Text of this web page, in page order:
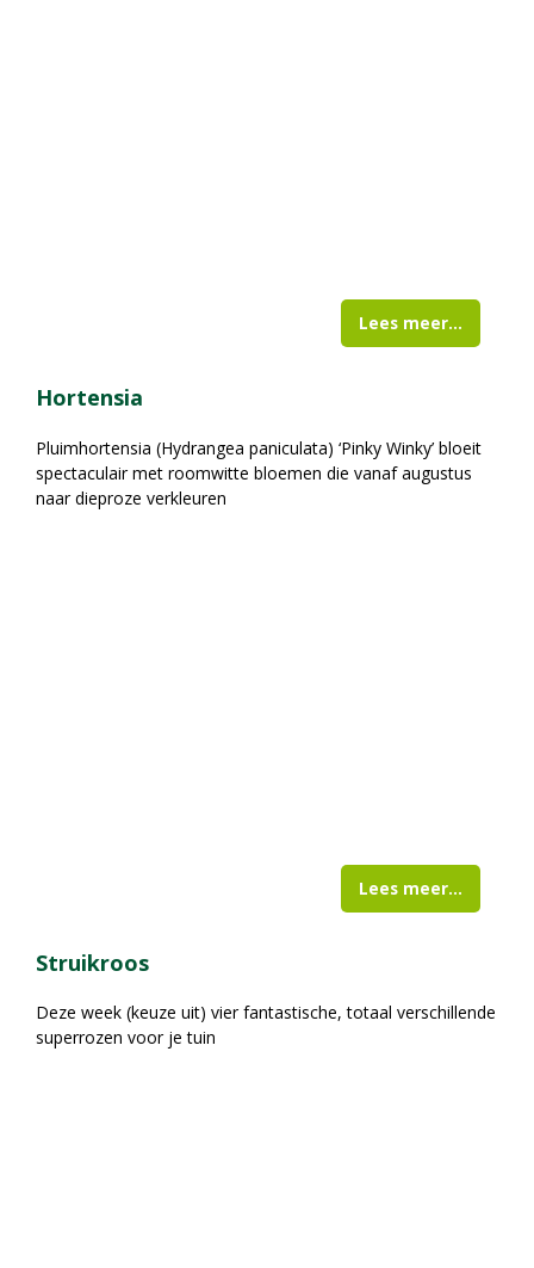
Hortensia
Pluimhortensia (Hydrangea paniculata) ‘Pinky Winky’ bloeit
spectaculair met roomwitte bloemen die vanaf augustus
naar dieproze verkleuren
Lees meer...
Struikroos
Deze week (keuze uit) vier fantastische, totaal verschillende
superrozen voor je tuin
Lees meer...